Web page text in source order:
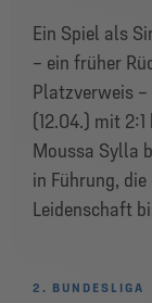
Ein Spiel als
– ein früher
Platzverweis –
(12.04.) mit
Moussa Sylla
in Führung,
Leidenschaft
2. BUNDESLIGA